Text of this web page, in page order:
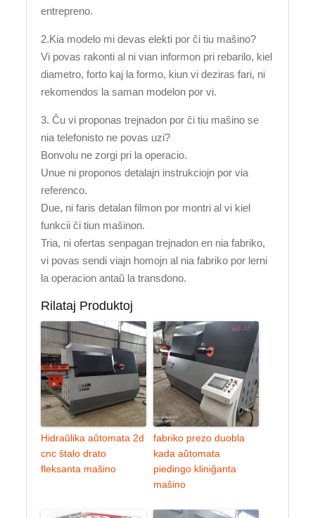
entrepreno.
2.Kia modelo mi devas elekti por ĉi tiu maŝino?
Vi povas rakonti al ni vian informon pri rebarilo, kiel
diametro, forto kaj la formo, kiun vi deziras fari, ni
rekomendos la saman modelon por vi.
3. Ĉu vi proponas trejnadon por ĉi tiu maŝino se
nia telefonisto ne povas uzi?
Bonvolu ne zorgi pri la operacio.
Unue ni proponos detalajn instrukciojn por via
referenco.
Due, ni faris detalan filmon por montri al vi kiel
funkcii ĉi tiun maŝinon.
Tria, ni ofertas senpagan trejnadon en nia fabriko,
vi povas sendi viajn homojn al nia fabriko por lerni
la operacion antaŭ la transdono.
Rilataj Produktoj
Hidraŭlika aŭtomata 2d
cnc ŝtalo drato
fleksanta maŝino
fabriko prezo duobla
kada aŭtomata
piedingo kliniĝanta
maŝino